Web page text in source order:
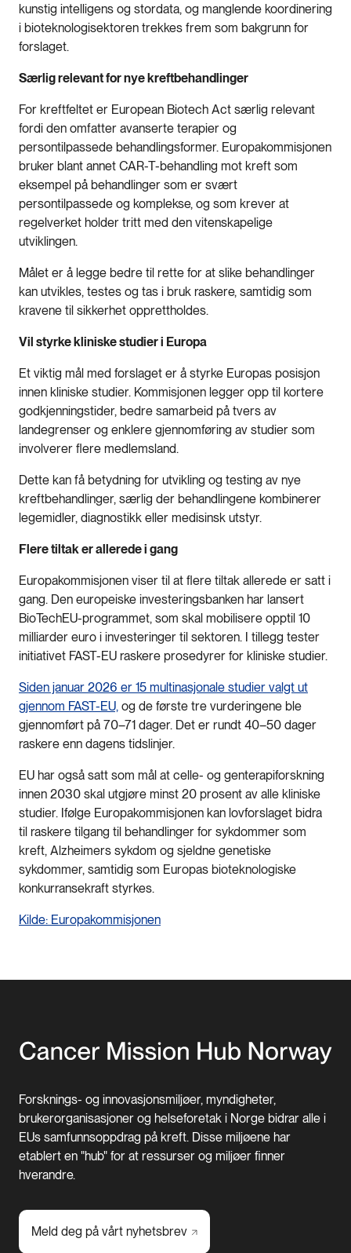
kunstig intelligens og stordata, og manglende koordinering
i bioteknologisektoren trekkes frem som bakgrunn for
forslaget.
Særlig relevant for nye kreftbehandlinger
For kreftfeltet er European Biotech Act særlig relevant
fordi den omfatter avanserte terapier og
persontilpassede behandlingsformer. Europakommisjonen
bruker blant annet CAR-T-behandling mot kreft som
eksempel på behandlinger som er svært
persontilpassede og komplekse, og som krever at
regelverket holder tritt med den vitenskapelige
utviklingen.
Målet er å legge bedre til rette for at slike behandlinger
kan utvikles, testes og tas i bruk raskere, samtidig som
kravene til sikkerhet opprettholdes.
Vil styrke kliniske studier i Europa
Et viktig mål med forslaget er å styrke Europas posisjon
innen kliniske studier. Kommisjonen legger opp til kortere
godkjenningstider, bedre samarbeid på tvers av
landegrenser og enklere gjennomføring av studier som
involverer flere medlemsland.
Dette kan få betydning for utvikling og testing av nye
kreftbehandlinger, særlig der behandlingene kombinerer
legemidler, diagnostikk eller medisinsk utstyr.
Flere tiltak er allerede i gang
Europakommisjonen viser til at flere tiltak allerede er satt i
gang. Den europeiske investeringsbanken har lansert
BioTechEU-programmet, som skal mobilisere opptil 10
milliarder euro i investeringer til sektoren. I tillegg tester
initiativet FAST-EU raskere prosedyrer for kliniske studier.
Siden januar 2026 er 15 multinasjonale studier valgt ut
gjennom FAST-EU, og de første tre vurderingene ble
gjennomført på 70–71 dager. Det er rundt 40–50 dager
raskere enn dagens tidslinjer.
EU har også satt som mål at celle- og genterapiforskning
innen 2030 skal utgjøre minst 20 prosent av alle kliniske
studier. Ifølge Europakommisjonen kan lovforslaget bidra
til raskere tilgang til behandlinger for sykdommer som
kreft, Alzheimers sykdom og sjeldne genetiske
sykdommer, samtidig som Europas bioteknologiske
konkurransekraft styrkes.
Kilde: Europakommisjonen
Forsknings- og innovasjonsmiljøer, myndigheter,
brukerorganisasjoner og helseforetak i Norge bidrar alle i
EUs samfunnsoppdrag på kreft. Disse miljøene har
etablert en "hub" for at ressurser og miljøer finner
hverandre.
Meld deg på vårt nyhetsbrev